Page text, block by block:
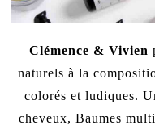
Clémence & Vivien
naturels à la
colorés et ludiques.
cheveux, Baumes